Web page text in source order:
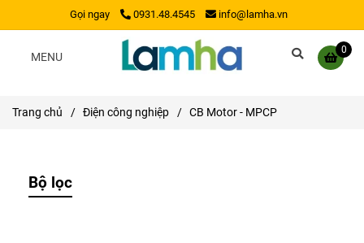
Gọi ngay 0931.48.4545 info@lamha.vn
0
MENU
Trang chủ / Điện công nghiệp / CB Motor - MPCP
Bộ lọc